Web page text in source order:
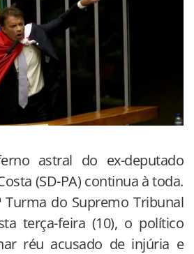
astral do ex-deputado
(SD-PA) continua à toda.
Turma do Supremo Tribunal
terça-feira (10), o político
réu acusado de injúria e